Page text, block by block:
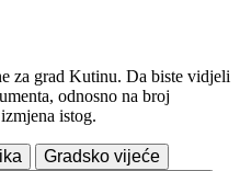
za grad Kutinu. Da biste vidjeli
odnosno na broj
istog.
Gradsko vijeće